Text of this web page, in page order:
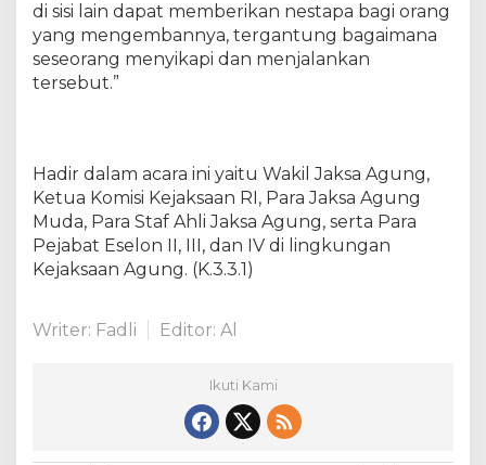
di sisi lain dapat memberikan nestapa bagi orang
yang mengembannya, tergantung bagaimana
seseorang menyikapi dan menjalankan
tersebut.”
Hadir dalam acara ini yaitu Wakil Jaksa Agung,
Ketua Komisi Kejaksaan RI, Para Jaksa Agung
Muda, Para Staf Ahli Jaksa Agung, serta Para
Pejabat Eselon II, III, dan IV di lingkungan
Kejaksaan Agung. (K.3.3.1)
Writer: Fadli Editor: Al
Ikuti Kami